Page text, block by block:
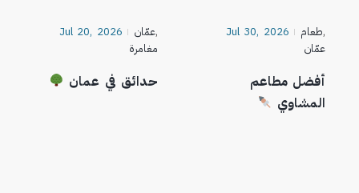
Jul 30, 2026 طعام,
عمّان
أفضل مطاعم
المشاوي
Jul 20, 2026 عمّان,
مغامرة
حدائق في عمان